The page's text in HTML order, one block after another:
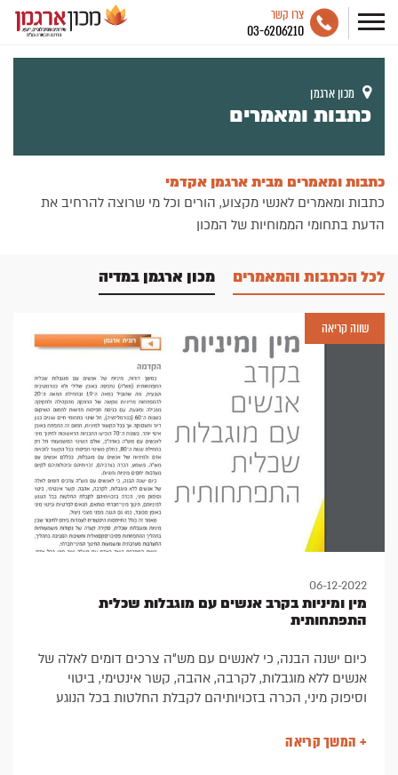
צרו קשר
03-6206210
מכון ארגמן
כתבות ומאמרים
כתבות ומאמרים מבית ארגמן אקדמי
כתבות ומאמרים לאנשי מקצוע, הורים וכל מי שרוצה להרחיב את
הדעת בתחומי הממוחיות של המכון
לכל הכתבות והמאמרים מכון ארגמן במדיה
06-12-2022
מין ומיניות בקרב אנשים עם מוגבלות שכלית
התפתחותית
כיום ישנה הבנה, כי לאנשים עם מש“ה צרכים דומים לאלה של
אנשים ללא מוגבלות, לקרבה, אהבה, קשר אינטימי, ביטוי
וסיפוק מיני, הכרה בזכויותיהם לקבלת החלטות בכל הנוגע
באופן מכובד, כמו גם הגנה מפני מצבי ניצול.
+ המשך קריאה
שווה קריאה